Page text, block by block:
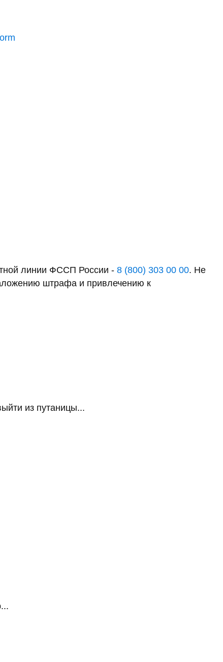
линии ФССП России - 8 (800) 303 00 00. Не
штрафа и привлечению к
из путаницы...